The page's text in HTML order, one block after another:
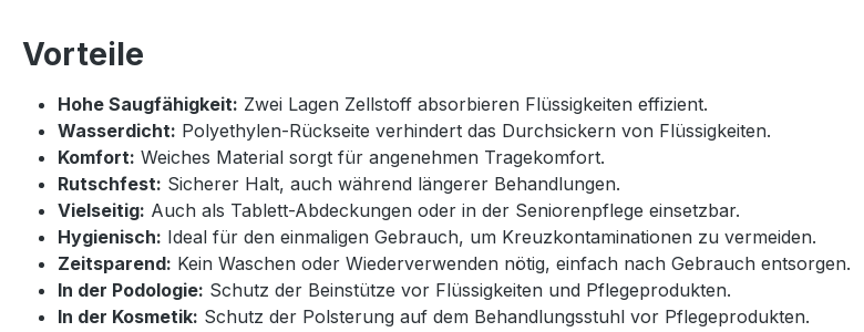
Vorteile
Hohe Saugfähigkeit: Zwei Lagen Zellstoff absorbieren Flüssigkeiten effizient.
Wasserdicht: Polyethylen-Rückseite verhindert das Durchsickern von Flüssigkeiten.
Komfort: Weiches Material sorgt für angenehmen Tragekomfort.
Rutschfest: Sicherer Halt, auch während längerer Behandlungen.
Vielseitig: Auch als Tablett-Abdeckungen oder in der Seniorenpflege einsetzbar.
Hygienisch: Ideal für den einmaligen Gebrauch, um Kreuzkontaminationen zu vermeiden.
Zeitsparend: Kein Waschen oder Wiederverwenden nötig, einfach nach Gebrauch entsorgen.
In der Podologie: Schutz der Beinstütze vor Flüssigkeiten und Pflegeprodukten.
In der Kosmetik: Schutz der Polsterung auf dem Behandlungsstuhl vor Pflegeprodukten.